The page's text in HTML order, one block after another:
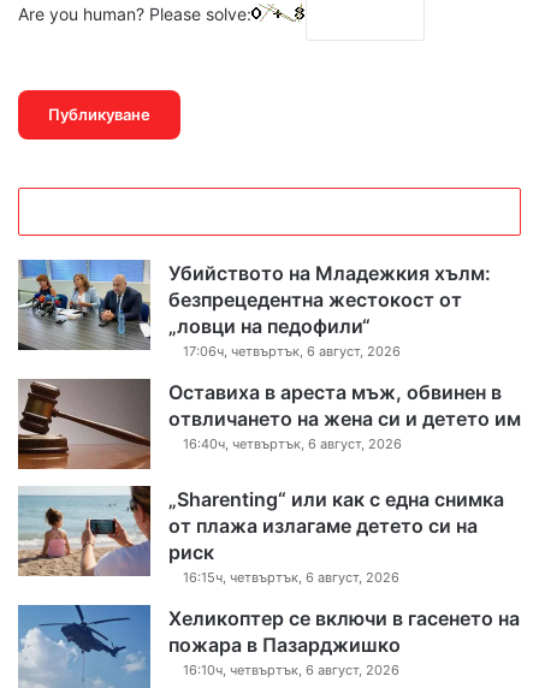
Are you human? Please solve:
Убийството на Младежкия хълм:
безпрецедентна жестокост от
„ловци на педофили“
17:06ч, четвъртък, 6 август, 2026
Оставиха в ареста мъж, обвинен в
отвличането на жена си и детето им
16:40ч, четвъртък, 6 август, 2026
„Sharenting“ или как с една снимка
от плажа излагаме детето си на
риск
16:15ч, четвъртък, 6 август, 2026
Хеликоптер се включи в гасенето на
пожара в Пазарджишко
16:10ч, четвъртък, 6 август, 2026